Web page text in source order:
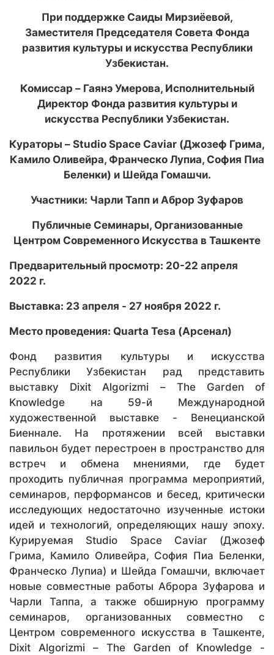
При поддержке Саиды Мирзиёевой,
Заместителя Председателя Совета Фонда
развития культуры и искусства Республики
Узбекистан.
Комиссар – Гаянэ Умерова, Исполнительный
Директор Фонда развития культуры и
искусства Республики Узбекистан.
Кураторы – Studio Space Caviar (Джозеф Грима,
Камило Оливейра, Франческо Лупиа, София Пиа
Беленки) и Шейда Гомашчи.
Участники: Чарли Тапп и Аброр Зуфаров
Публичные Семинары, Организованные
Центром Современного Искусства в Ташкенте
Предварительный просмотр: 20-22 апреля
2022 г.
Выставка: 23 апреля - 27 ноября 2022 г.
Место проведения: Quarta Tesa (Арсенал)
Фонд развития культуры и искусства
Республики Узбекистан рад представить
выставку Dixit Algorizmi – The Garden of
Knowledge на 59-й Международной
художественной выставке - Венецианской
Биеннале. На протяжении всей выставки
павильон будет перестроен в пространство для
встреч и обмена мнениями, где будет
проходить публичная программа мероприятий,
семинаров, перформансов и бесед, критически
исследующих недостаточно изученные истоки
идей и технологий, определяющих нашу эпоху.
Курируемая Studio Space Caviar (Джозеф
Грима, Камило Оливейра, София Пиа Беленки,
Франческо Лупиа) и Шейда Гомашчи, включает
новые совместные работы Аброра Зуфарова и
Чарли Таппа, а также обширную программу
семинаров, организованных совместно с
Центром современного искусства в Ташкенте,
Dixit Algorizmi – The Garden of Knowledge -